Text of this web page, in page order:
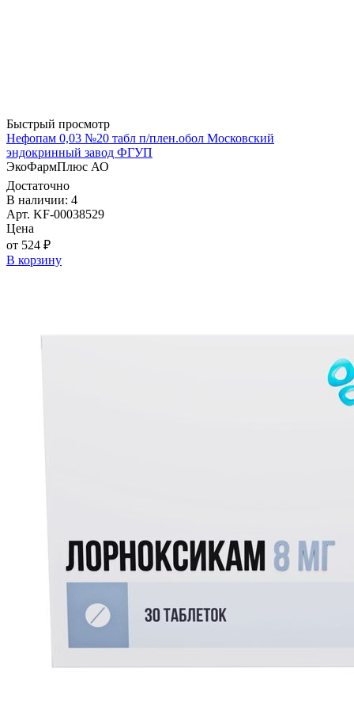
Быстрый просмотр
Нефопам 0,03 №20 табл п/плен.обол Московский
эндокринный завод ФГУП
ЭкоФармПлюс АО
Достаточно
В наличии: 4
Арт. KF-00038529
Цена
от 524 ₽
В корзину